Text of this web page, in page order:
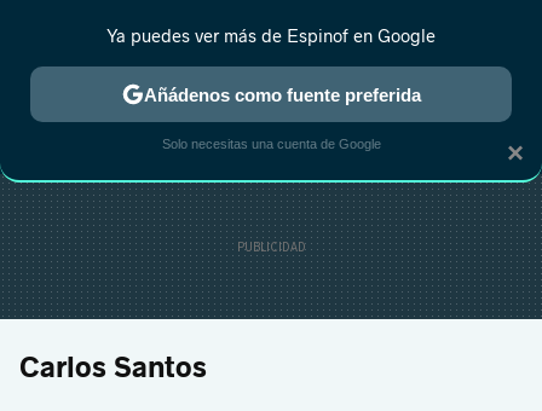
ESTRENOS REALITY ANIME RANKINGS CINE
Carlos Santos
×
Ya puedes ver más de Espinof en Google
Añádenos como fuente preferida
Solo necesitas una cuenta de Google